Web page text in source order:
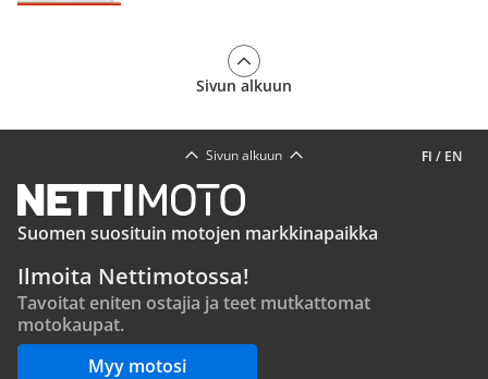
Sivun alkuun
FI / EN
Sivun alkuun
Suomen suosituin motojen markkinapaikka
Ilmoita Nettimotossa!
Tavoitat eniten ostajia ja teet mutkattomat
motokaupat.
Myy motosi